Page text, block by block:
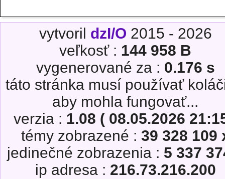
vytvoril dzI/O 2015 - 2026
veľkosť : 144 958 B
vygenerované za : 0.176 s
táto stránka musí používať
aby mohla fungovať...
verzia : 1.08 ( 08.05.2026
témy zobrazené : 39 328 109
jedinečné zobrazenia : 5 337
ip adresa : 216.73.216.200